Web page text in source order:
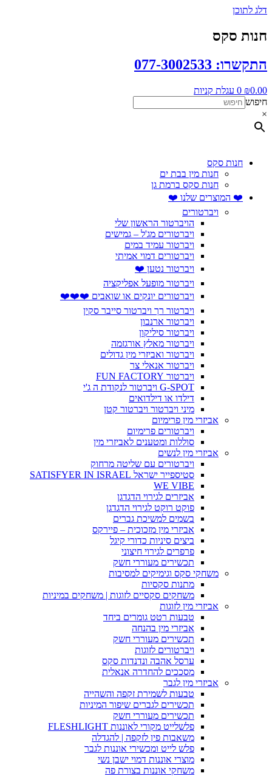
דלג לתוכן
חנות סקס
התקשרו: 077-3002533
₪0.00
0 עגלת קניות
חיפוש
×
חנות סקס
חנות מין בבת ים
חנות סקס ברמת גן
❤️ המוצרים שלנו ❤️
ויברטורים
הויברטור הראשון שלי
ויברטורים מג'ל – גמישים
ויברטור עמיד במים
ויברטורים דמוי אמיתי
ויברטור נטען ❤️
ויברטור מופעל אפליקציה
ויברטורים יונקים או שואבים ❤️❤️❤️
ויברטור רך ויברטור סייבר סקין
ויברטור ארנבון
ויברטור סיליקון
ויברטור מאלץ אורגזמה
ויברטור ואביזרי מין גדולים
ויברטור אנאלי צר
ויברטור FUN FACTORY
G-SPOT ויברטור לנקודת ה ג'י
דילדו או דילדואים
מיני ויברטור ויברטור קטן
אביזרי מין פרימיום
ויברטורים פרימיום
סוללות ומטענים לאביזרי מין
אביזרי מין לנשים
ויברטורים עם שליטה מרחוק
סטיספייר ישראל SATISFYER IN ISRAEL
WE VIBE
אביזרים לגירוי הדגדגן
פוקט רוקט לגירוי הדגדגן
בשמים למשיכת גברים
אביזרי מין מזכוכית – פיירקס
ביצים סיניות כדורי קיגל
פרפרים לגירוי חיצוני
תכשירים מעוררי חשק
משחקי סקס וגימיקים למסיבות
מתנות סקסיות
משחקים סקסיים לזוגות | משחקים במיניות
אביזרי מין לזוגות
טבעות רטט גומרים ביחד
אביזרי מין בהנחה
תכשירים מעוררי חשק
ויברטורים לזוגות
ערסל אהבה ונדנדות סקס
מסככים להחדרה אנאלית
אביזרי מין לגבר
טבעות לשמירת זקפה והשהייה
תכשירים לגברים שיפור המיניות
תכשירים מעוררי חשק
פלשלייט מקורי לאוננות FLESHLIGHT
משאבות פין לזקפה | להגדלה
פלש לייט ומכשירי אוננות לגבר
מוצרי אוננות דמוי ישבן נשי
משחקי אוננות בצורת פה